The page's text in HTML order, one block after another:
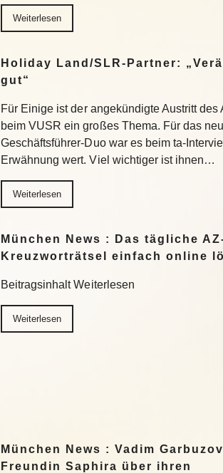
Weiterlesen
Holiday Land/SLR-Partner:
gut“
Für Einige ist der angekündigte Austritt des
beim VUSR ein großes Thema. Für das
Geschäftsführer-Duo war es beim ta-
Erwähnung wert. Viel wichtiger ist ihnen…
Weiterlesen
München News : Das tägliche
Kreuzworträtsel einfach online
Beitragsinhalt Weiterlesen
Weiterlesen
München News : Vadim
Freundin Saphira über ihren